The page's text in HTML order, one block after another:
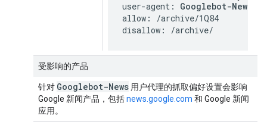
user-agent: Googlebot-News
allow: /archive/1Q84
disallow: /archive/
受影响的产品
针对 Googlebot-News 用户代理的抓取偏好设置会影响
Google 新闻产品，包括news.google.com 和 Google 新闻
应用。